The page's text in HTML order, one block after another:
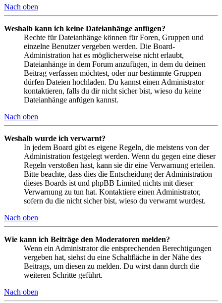
Nach oben
Weshalb kann ich keine Dateianhänge anfügen?
Rechte für Dateianhänge können für Foren, Gruppen und
einzelne Benutzer vergeben werden. Die Board-
Administration hat es möglicherweise nicht erlaubt,
Dateianhänge in dem Forum anzufügen, in dem du deinen
Beitrag verfassen möchtest, oder nur bestimmte Gruppen
dürfen Dateien hochladen. Du kannst einen Administrator
kontaktieren, falls du dir nicht sicher bist, wieso du keine
Dateianhänge anfügen kannst.
Nach oben
Weshalb wurde ich verwarnt?
In jedem Board gibt es eigene Regeln, die meistens von der
Administration festgelegt werden. Wenn du gegen eine dieser
Regeln verstoßen hast, kann sie dir eine Verwarnung erteilen.
Bitte beachte, dass dies die Entscheidung der Administration
dieses Boards ist und phpBB Limited nichts mit dieser
Verwarnung zu tun hat. Kontaktiere einen Administrator,
sofern du die nicht sicher bist, wieso du verwarnt wurdest.
Nach oben
Wie kann ich Beiträge den Moderatoren melden?
Wenn ein Administrator die entsprechenden Berechtigungen
vergeben hat, siehst du eine Schaltfläche in der Nähe des
Beitrags, um diesen zu melden. Du wirst dann durch die
weiteren Schritte geführt.
Nach oben